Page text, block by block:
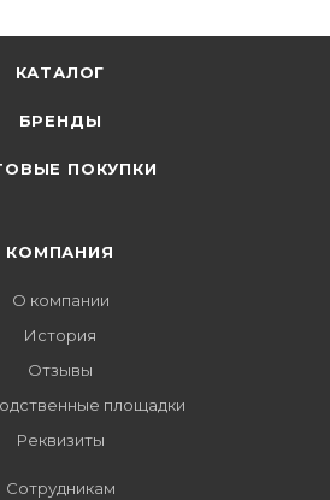
КАТАЛОГ
БРЕНДЫ
ПОКУПКИ
КОМПАНИЯ
О компании
История
Отзывы
площадки
Реквизиты
Сотрудникам